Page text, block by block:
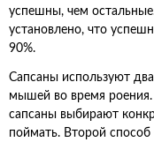
успешны, чем
установлено, что
90%.
Сапсаны используют
мышей во время роения.
сапсаны выбирают
поймать. Второй